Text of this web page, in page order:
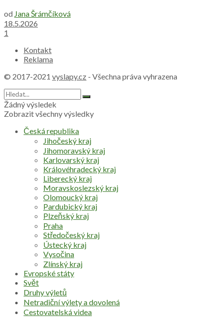
od Jana Šrámčíková
18.5.2026
1
Kontakt
Reklama
© 2017-2021 vyslapy.cz - Všechna práva vyhrazena
Žádný výsledek
Zobrazit všechny výsledky
Česká republika
Jihočeský kraj
Jihomoravský kraj
Karlovarský kraj
Královéhradecký kraj
Liberecký kraj
Moravskoslezský kraj
Olomoucký kraj
Pardubický kraj
Plzeňský kraj
Praha
Středočeský kraj
Ústecký kraj
Vysočina
Zlínský kraj
Evropské státy
Svět
Druhy výletů
Netradiční výlety a dovolená
Cestovatelská videa